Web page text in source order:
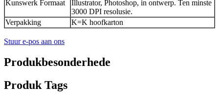
Kunswerk Formaat
Illustrator, Photoshop, in ontwerp. Ten minste
3000 DPI resolusie.
Verpakking
K=K hoofkarton
Stuur e-pos aan ons
Produkbesonderhede
Produk Tags